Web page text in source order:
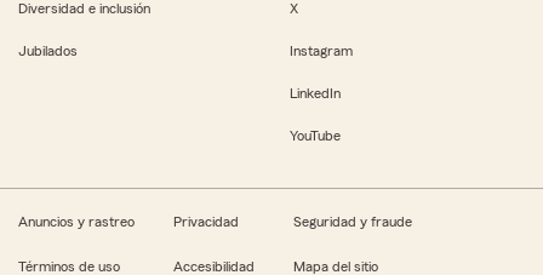
Diversidad e inclusión
Jubilados
X
Instagram
LinkedIn
YouTube
Anuncios y rastreo Privacidad Seguridad y fraude
Términos de uso Accesibilidad Mapa del sitio